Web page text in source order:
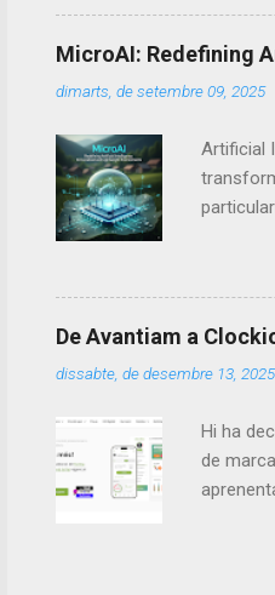
elèctric,
aquells
finals
segle
MicroAI: Redefining
dimarts, de setembre 09, 2025
Artificial
powerful
. Unlike
De Avantiam a
dissabte, de desembre 13, 2025
Hi ha
de
Web i